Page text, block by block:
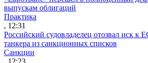
выпускам облигаций
Практика
, 12:31
Российский судовладелец отозвал иск к
танкера из санкционных списков
Санкции
, 12:23